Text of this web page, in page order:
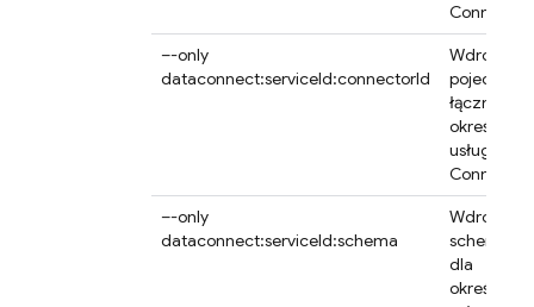
Connect
–-only
dataconnect:serviceId:connectorId
Wdróż
łącznik dla
określonej
usługi
Connect
–-only
dataconnect:serviceId:schema
Wdróż
schemat
dla
określonej